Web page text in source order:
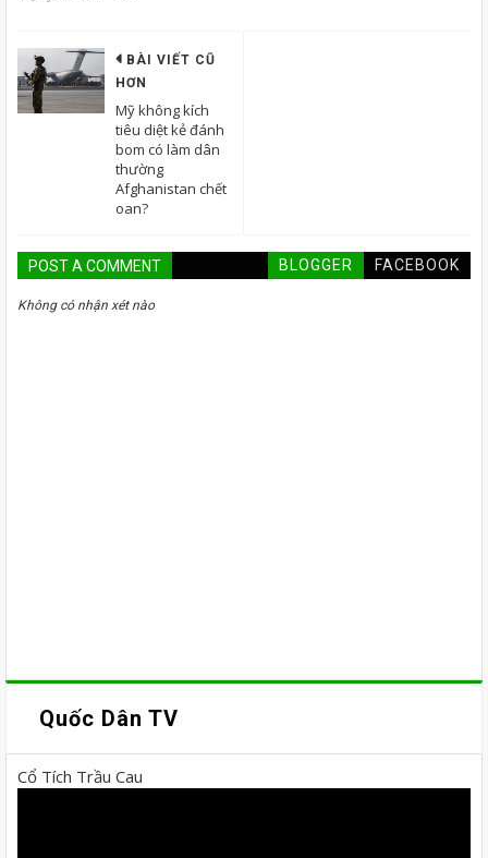
BÀI VIẾT CŨ
HƠN
Mỹ không kích
tiêu diệt kẻ đánh
bom có làm dân
thường
Afghanistan chết
oan?
POST A COMMENT BLOGGER FACEBOOK
Không có nhận xét nào
Quốc Dân TV
Cổ Tích Trầu Cau